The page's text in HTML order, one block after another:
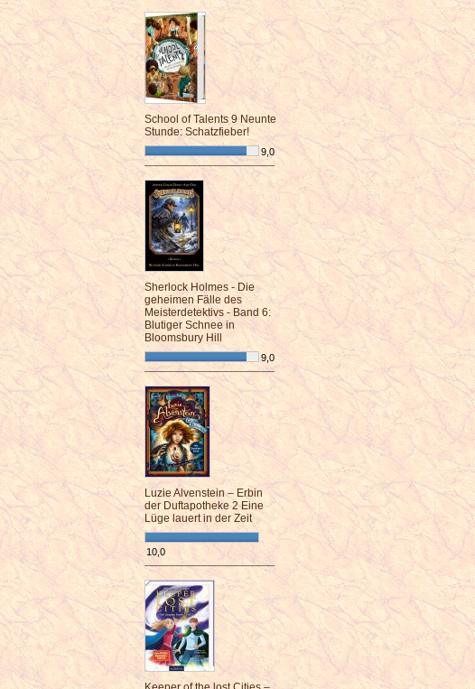
School of Talents 9 Neunte
Stunde: Schatzfieber!
9,0
¯¯¯¯¯¯¯¯¯¯¯¯¯¯¯¯¯¯¯¯¯¯¯¯
Sherlock Holmes - Die
geheimen Fälle des
Meisterdetektivs - Band 6:
Blutiger Schnee in
Bloomsbury Hill
9,0
¯¯¯¯¯¯¯¯¯¯¯¯¯¯¯¯¯¯¯¯¯¯¯¯
Luzie Alvenstein – Erbin
der Duftapotheke 2 Eine
Lüge lauert in der Zeit
10,0
¯¯¯¯¯¯¯¯¯¯¯¯¯¯¯¯¯¯¯¯¯¯¯¯